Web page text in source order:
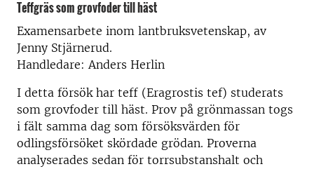
Teffgräs som grovfoder till häst
Examensarbete inom lantbruksvetenskap, av
Jenny Stjärnerud.
Handledare: Anders Herlin
I detta försök har teff (Eragrostis tef) studerats
som grovfoder till häst. Prov på grönmassan togs
i fält samma dag som försöksvärden för
odlingsförsöket skördade grödan. Proverna
analyserades sedan för torrsubstanshalt och